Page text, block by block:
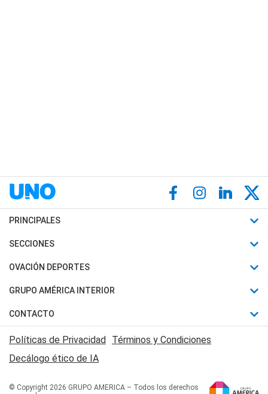
PRINCIPALES
Últimas Noticias
Política
Judiciales
Economia
SECCIONES
Horóscopo
Motores
Trucos caseros
Series y Películas
Edictos y Solicitadas
OVACIÓN DEPORTES
Fútbol
Mundial
Automovilismo
Rugby
Básquet
GRUPO AMÉRICA INTERIOR
Canal 7 en Vivo
San Juan 8
CONTACTO
Acerca de Nosotros
Contactanos
Políticas de Privacidad Términos y Condiciones
Decálogo ético de IA
© Copyright 2026 GRUPO AMERICA – Todos los derechos